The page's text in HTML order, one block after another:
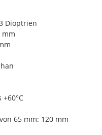
Dioptrien
65 mm: 120 mm